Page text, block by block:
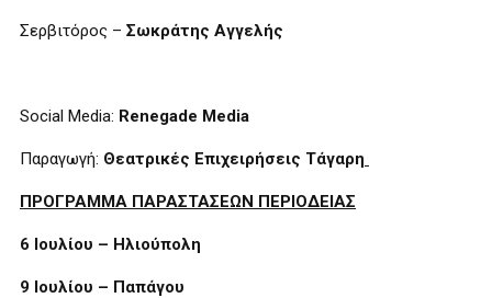
Σερβιτόρος – Σωκράτης Αγγελής
Social Media: Renegade Media
Παραγωγή: Θεατρικές Επιχειρήσεις Τάγαρη
ΠΡΟΓΡΑΜΜΑ ΠΑΡΑΣΤΑΣΕΩΝ ΠΕΡΙΟΔΕΙΑΣ
6 Ιουλίου – Ηλιούπολη
9 Ιουλίου – Παπάγου